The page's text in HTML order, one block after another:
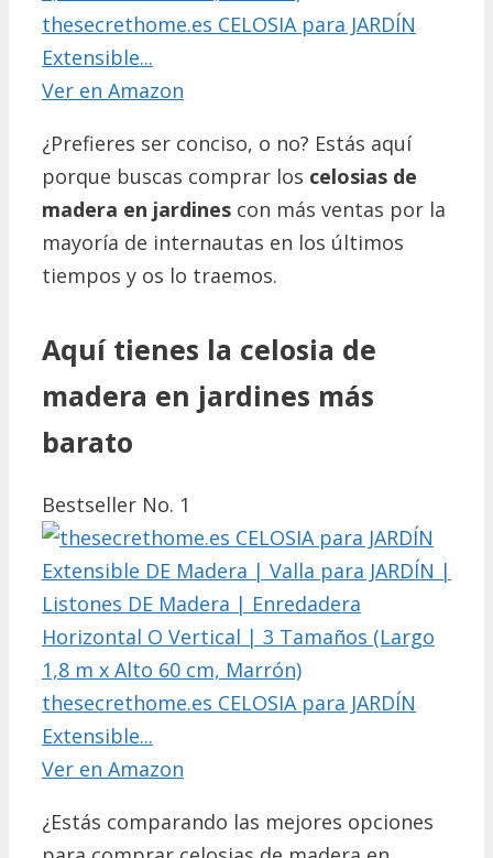
thesecrethome.es CELOSIA para JARDÍN
Extensible...
Ver en Amazon
¿Prefieres ser conciso, o no? Estás aquí
porque buscas comprar los celosias de
madera en jardines con más ventas por la
mayoría de internautas en los últimos
tiempos y os lo traemos.
Aquí tienes la celosia de
madera en jardines más
barato
Bestseller No. 1
thesecrethome.es CELOSIA para JARDÍN
Extensible...
Ver en Amazon
¿Estás comparando las mejores opciones